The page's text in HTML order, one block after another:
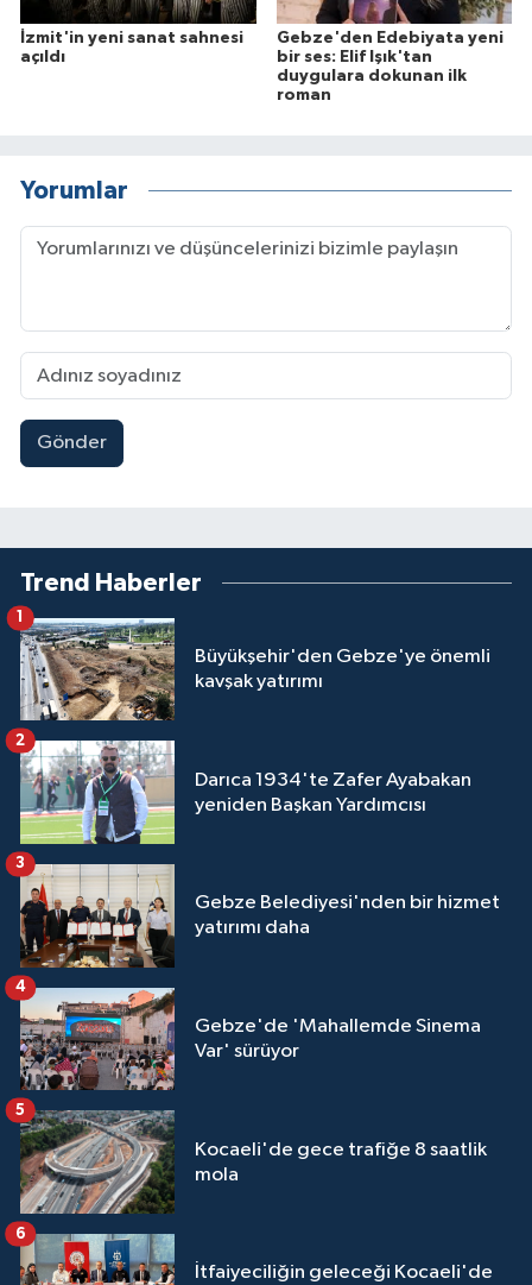
İzmit'in yeni sanat sahnesi
açıldı
Gebze'den Edebiyata yeni
bir ses: Elif Işık'tan
duygulara dokunan ilk
roman
Yorumlar
Gönder
Trend Haberler
Büyükşehir'den Gebze'ye önemli
kavşak yatırımı
1
Darıca 1934'te Zafer Ayabakan
yeniden Başkan Yardımcısı
2
Gebze Belediyesi'nden bir hizmet
yatırımı daha
3
Gebze'de 'Mahallemde Sinema
Var' sürüyor
4
Kocaeli'de gece trafiğe 8 saatlik
mola
5
İtfaiyeciliğin geleceği Kocaeli'de
6